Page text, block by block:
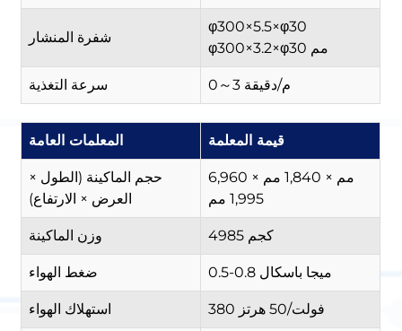
شفرة المنشار
φ300×5.5×φ30
φ300×3.2×φ30 مم
سرعة التغذية 0～3 م/دقيقة
المعلمات العامة قيمة المعلمة
حجم الماكينة (الطول ×
العرض × الارتفاع)
6,960 مم × 1,840 مم ×
1,995 مم
وزن الماكينة 4985 كجم
ضغط الهواء 0.5-0.8 ميجا باسكال
استهلاك الهواء 380 فولت/50 هرتز